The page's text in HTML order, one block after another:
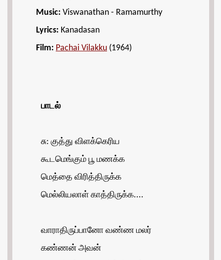
Music: Viswanathan - Ramamurthy
Lyrics: Kanadasan
Film: Pachai Vilakku (1964)
பாடல்
சு: குத்து விளக்கெரிய
கூடமெங்கும் பூ மணக்க
மெத்தை விரித்திருக்க
மெல்லியலாள் காத்திருக்க....
வாராதிருப்பானோ வண்ண மலர்
கண்ணன் அவன்